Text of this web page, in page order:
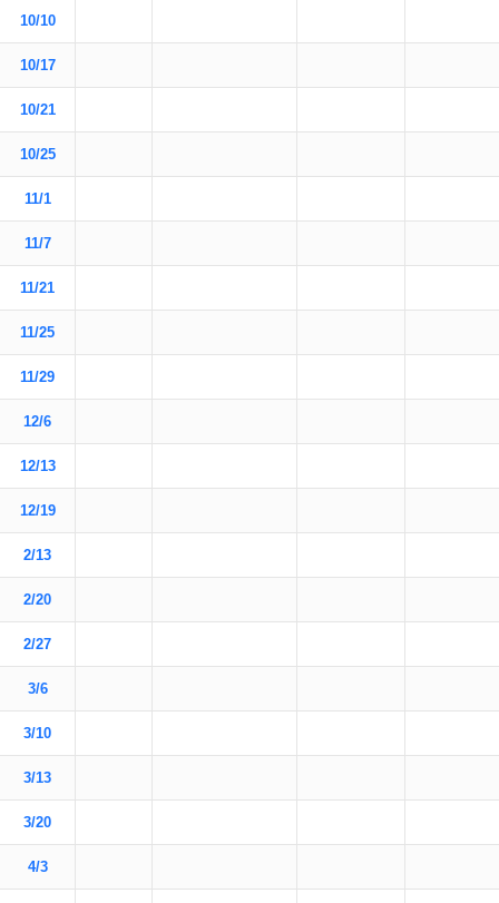
10/10
10/17
10/21
10/25
11/1
11/7
11/21
11/25
11/29
12/6
12/13
12/19
2/13
2/20
2/27
3/6
3/10
3/13
3/20
4/3